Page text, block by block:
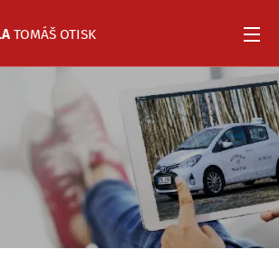
TOMÁŠ OTISK